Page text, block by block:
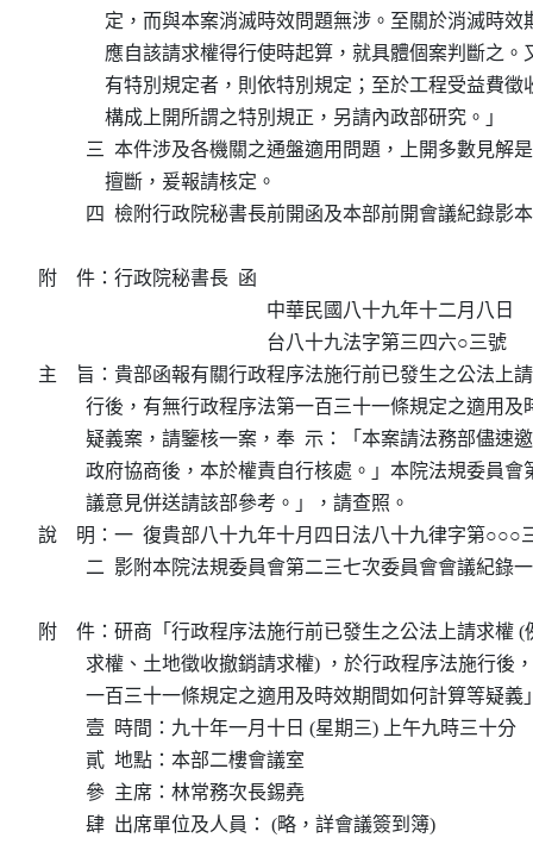
定，而與本案消滅時效問題無涉。至關於消滅時
應自該請求權得行使時起算，就具體個案判斷之
有特別規定者，則依特別規定；至於工程受益費
              構成上開所謂之特別規正，另請內政部研究。」
三  本件涉及各機關之通盤適用問題，上開多數見
              擅斷，爰報請核定。
四  檢附行政院秘書長前開函及本部前開會議紀錄影
附    件：行政院秘書長  函
                                                中華民國八十九年十二月八日
                                                台八十九法字第三四六○三號
主    旨：貴部函報有關行政程序法施行前已發生之公法上
行後，有無行政程序法第一百三十一條規定之適用
疑義案，請鑒核一案，奉  示：「本案請法務部儘
政府協商後，本於權責自行核處。」本院法規委員
          議意見併送請該部參考。」，請查照。
說    明：一  復貴部八十九年十月四日法八十九律字第○○○
二  影附本院法規委員會第二三七次委員會會議紀錄
附    件：研商「行政程序法施行前已發生之公法上請求權
求權、土地徵收撤銷請求權) ，於行政程序法施行
一百三十一條規定之適用及時效期間如何計算等疑
          壹  時間：九十年一月十日 (星期三) 上午九時三十分
          貳  地點：本部二樓會議室
          參  主席：林常務次長錫堯
          肆  出席單位及人員： (略，詳會議簽到簿)